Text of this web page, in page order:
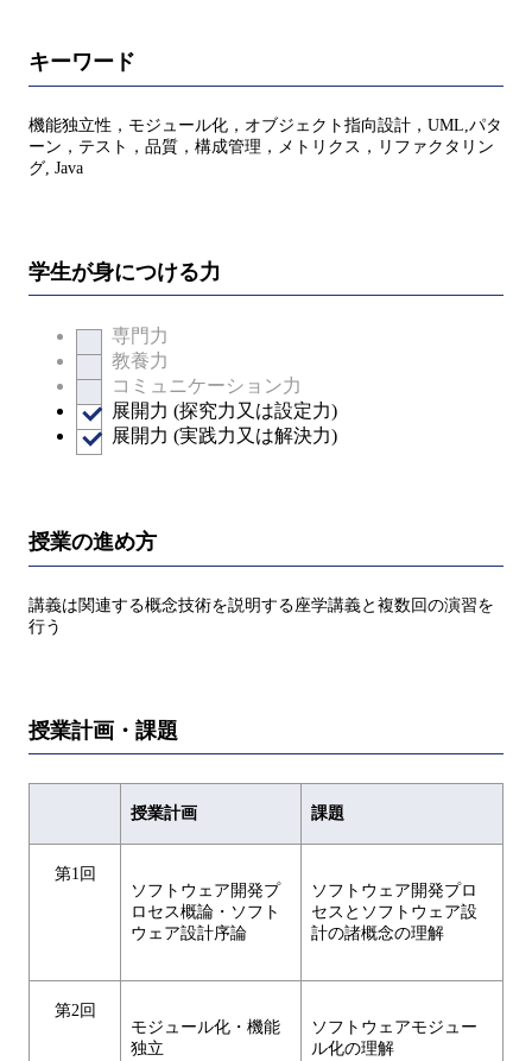
キーワード
機能独立性，モジュール化，オブジェクト指向設計，UML,パタ
ーン，テスト，品質，構成管理，メトリクス，リファクタリン
グ, Java
学生が身につける力
専門力
教養力
コミュニケーション力
展開力 (探究力又は設定力)
展開力 (実践力又は解決力)
授業の進め方
講義は関連する概念技術を説明する座学講義と複数回の演習を
行う
授業計画・課題
授業計画 課題
第1回
ソフトウェア開発プ
ロセス概論・ソフト
ウェア設計序論
ソフトウェア開発プロ
セスとソフトウェア設
計の諸概念の理解
第2回
モジュール化・機能
独立
ソフトウェアモジュー
ル化の理解